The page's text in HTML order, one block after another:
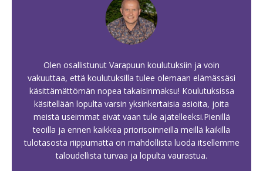
Olen osallistunut Varapuun koulutuksiin ja voin
vakuuttaa, että koulutuksilla tulee olemaan elämässäsi
käsittämättömän nopea takaisinmaksu! Koulutuksissa
käsitellään lopulta varsin yksinkertaisia asioita, joita
meistä useimmat eivät vaan tule ajatelleeksi.Pienillä
teoilla ja ennen kaikkea priorisoinneilla meillä kaikilla
tulotasosta riippumatta on mahdollista luoda itsellemme
taloudellista turvaa ja lopulta vaurastua.